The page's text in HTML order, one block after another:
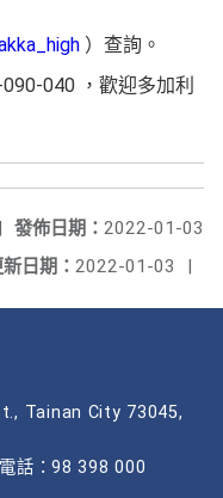
）查詢。
040 ，歡迎多加利
發佈日期： 2022-01-03
|
日期： 2022-01-03 |
Tainan City 73045,
話：98 398 000